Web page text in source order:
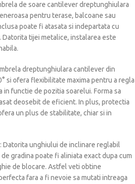
de soare cantilever dreptunghiulara
pentru terase, balcoane sau
poate fi atasata si indepartata cu
tijei metalice, instalarea este
dreptunghiulara cantilever din
si ofera flexibilitate maxima pentru a regla
in functie de pozitia soarelui. Forma sa
deosebit de eficient. In plus, protectia
un plus de stabilitate, chiar si in
Datorita unghiului de inclinare reglabil
gradina poate fi aliniata exact dupa cum
de blocare. Astfel veti obtine
fara a fi nevoie sa mutati intreaga